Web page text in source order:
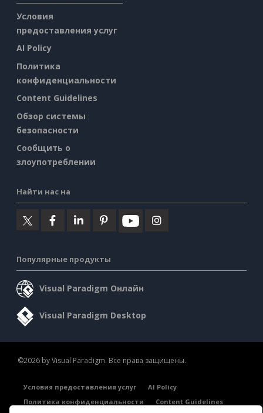
Условия
предоставления услуг
AI Policy
Политика
конфиденциальности
Content Guidelines
Обзор системы
безопасности
Сообщить о
злоупотреблении
Найти нас на
Популярные продукты
Visual Paradigm Онлайн
Visual Paradigm Desktop
©2026 by Visual Paradigm. Все права защищены.
Условия предоставления услуг
AI Policy
Политика конфиденциальности
Content Guidelines